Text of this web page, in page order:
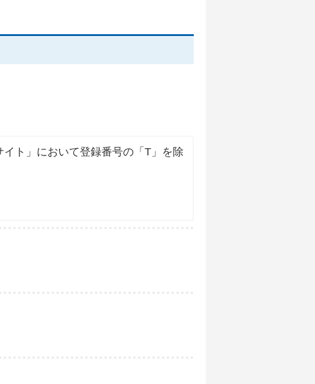
ト」において登録番号の「T」を除